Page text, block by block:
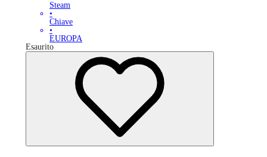
Steam
•
Chiave
•
EUROPA
Esaurito